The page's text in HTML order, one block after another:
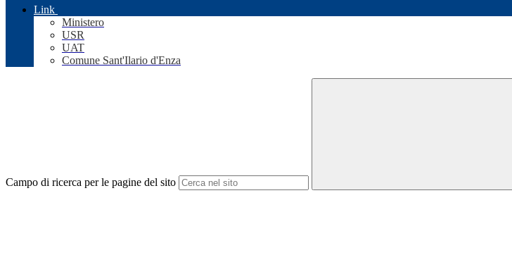
Link
Ministero
USR
UAT
Comune Sant'Ilario d'Enza
Campo di ricerca per le pagine del sito